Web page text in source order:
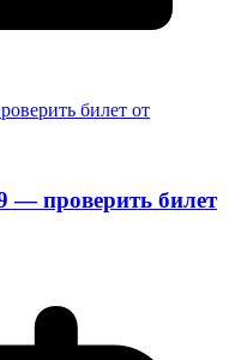
— проверить билет